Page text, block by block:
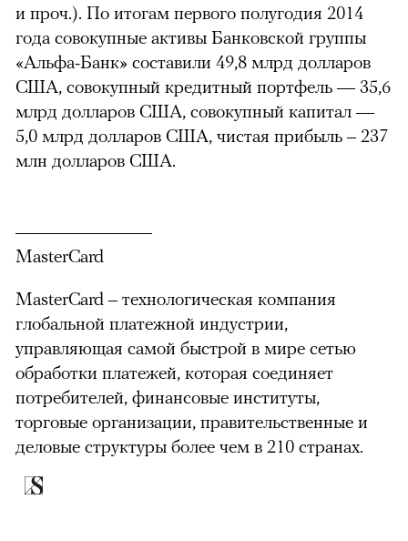
и проч.). По итогам первого полугодия 2014
года совокупные активы Банковской группы
«Альфа-Банк» составили 49,8 млрд долларов
США, совокупный кредитный портфель — 35,6
млрд долларов США, совокупный капитал —
5,0 млрд долларов США, чистая прибыль – 237
млн долларов США.
MasterCard
MasterCard – технологическая компания
глобальной платежной индустрии,
управляющая самой быстрой в мире сетью
обработки платежей, которая соединяет
потребителей, финансовые институты,
торговые организации, правительственные и
деловые структуры более чем в 210 странах.